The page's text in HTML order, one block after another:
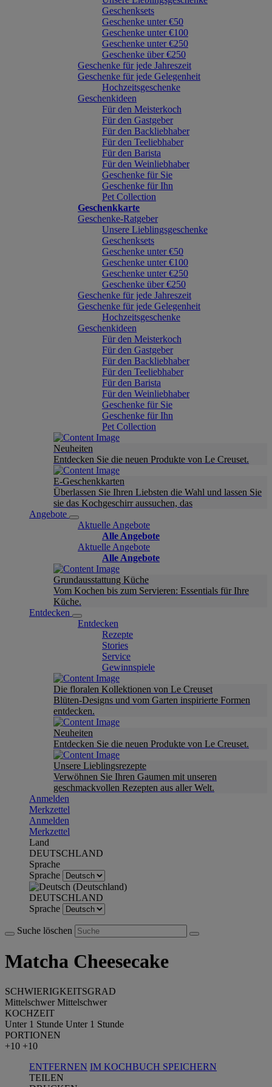
Geschenksets
Geschenke unter €50
Geschenke unter €100
Geschenke unter €250
Geschenke über €250
Geschenke für jede Jahreszeit
Geschenke für jede Gelegenheit
Hochzeitsgeschenke
Geschenkideen
Für den Meisterkoch
Für den Gastgeber
Für den Backliebhaber
Für den Teeliebhaber
Für den Barista
Für den Weinliebhaber
Geschenke für Sie
Geschenke für Ihn
Pet Collection
Geschenkkarte
Geschenke-Ratgeber
Unsere Lieblingsgeschenke
Geschenksets
Geschenke unter €50
Geschenke unter €100
Geschenke unter €250
Geschenke über €250
Geschenke für jede Jahreszeit
Geschenke für jede Gelegenheit
Hochzeitsgeschenke
Geschenkideen
Für den Meisterkoch
Für den Gastgeber
Für den Backliebhaber
Für den Teeliebhaber
Für den Barista
Für den Weinliebhaber
Geschenke für Sie
Geschenke für Ihn
Pet Collection
Neuheiten
Entdecken Sie die neuen Produkte von Le Creuset.
E-Geschenkkarten
Überlassen Sie Ihren Liebsten die Wahl und lassen Sie
sie das Kochgeschirr aussuchen, das
Angebote
Aktuelle Angebote
Alle Angebote
Aktuelle Angebote
Alle Angebote
Grundausstattung Küche
Vom Kochen bis zum Servieren: Essentials für Ihre
Küche.
Entdecken
Entdecken
Rezepte
Stories
Service
Gewinnspiele
Die floralen Kollektionen von Le Creuset
Blüten-Designs und vom Garten inspirierte Formen
entdecken.
Neuheiten
Entdecken Sie die neuen Produkte von Le Creuset.
Unsere Lieblingsrezepte
Verwöhnen Sie Ihren Gaumen mit unseren
geschmackvollen Rezepten aus aller Welt.
Anmelden
Merkzettel
Anmelden
Merkzettel
Land
DEUTSCHLAND
Sprache
Sprache
DEUTSCHLAND
Sprache
Suche löschen
Matcha Cheesecake
SCHWIERIGKEITSGRAD
Mittelschwer Mittelschwer
KOCHZEIT
Unter 1 Stunde Unter 1 Stunde
PORTIONEN
+10 +10
ENTFERNEN IM KOCHBUCH SPEICHERN
TEILEN